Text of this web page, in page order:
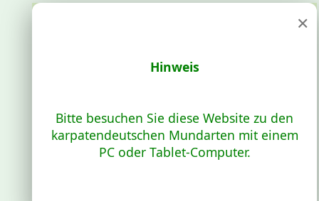
×
Hinweis
Bitte besuchen Sie diese Website zu den
karpatendeutschen Mundarten mit einem
PC oder Tablet-Computer.